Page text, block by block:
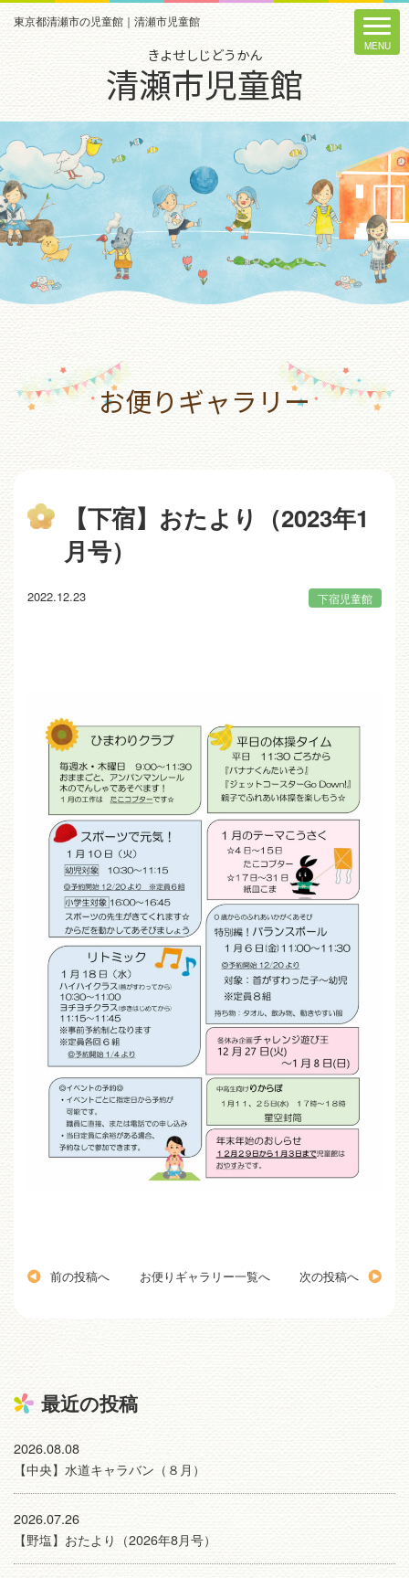
東京都清瀬市の児童館｜清瀬市児童館
きよせしじどうかん
清瀬市児童館
お便りギャラリー
【下宿】おたより（2023年1
月号）
2022.12.23 下宿児童館
前の投稿へ お便りギャラリー一覧へ 次の投稿へ
最近の投稿
2026.08.08
【中央】水道キャラバン（８月）
2026.07.26
【野塩】おたより（2026年8月号）